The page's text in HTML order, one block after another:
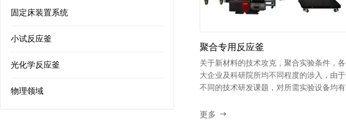
固定床装置系统
小试反应釜
光化学反应釜
物理领域
聚合专用反应釜
关于新材料的技术攻克，聚合实验条件，各
大企业及科研院所均不同程度的涉入，由于
不同的技术研发课题，对所需实验设备均有
更多